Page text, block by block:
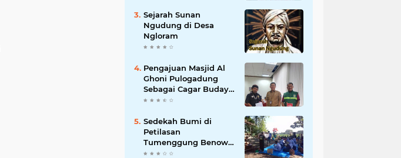
Sejarah Sunan
Ngudung di Desa
Ngloram
Pengajuan Masjid Al
Ghoni Pulogadung
Sebagai Cagar Budaya
dan Objek Wisata
Jakarta Timur
Sedekah Bumi di
Petilasan
Tumenggung Benowo
Desa Panolan